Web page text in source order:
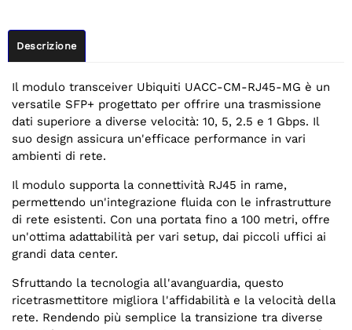
Descrizione
Il modulo transceiver Ubiquiti UACC-CM-RJ45-MG è un
versatile SFP+ progettato per offrire una trasmissione
dati superiore a diverse velocità: 10, 5, 2.5 e 1 Gbps. Il
suo design assicura un'efficace performance in vari
ambienti di rete.
Il modulo supporta la connettività RJ45 in rame,
permettendo un'integrazione fluida con le infrastrutture
di rete esistenti. Con una portata fino a 100 metri, offre
un'ottima adattabilità per vari setup, dai piccoli uffici ai
grandi data center.
Sfruttando la tecnologia all'avanguardia, questo
ricetrasmettitore migliora l'affidabilità e la velocità della
rete. Rendendo più semplice la transizione tra diverse